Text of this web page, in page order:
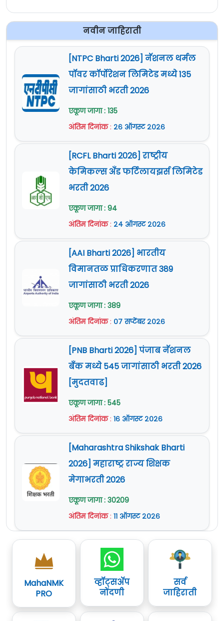
नवीन जाहिराती
[NTPC Bharti 2026] नॅशनल थर्मल
पॉवर कॉर्पोरेशन लिमिटेड मध्ये 135
जागांसाठी भरती 2026
एकूण जागा : 135
अंतिम दिनांक: २६ ऑगस्ट २०२६
[RCFL Bharti 2026] राष्ट्रीय
केमिकल्स अँड फर्टिलायझर्स लिमिटेड
भरती 2026
एकूण जागा : 94
अंतिम दिनांक: २४ ऑगस्ट २०२६
[AAI Bharti 2026] भारतीय
विमानतळ प्राधिकरणात 389
जागांसाठी भरती 2026
एकूण जागा : 389
अंतिम दिनांक: ०७ सप्टेंबर २०२६
[PNB Bharti 2026] पंजाब नॅशनल
बँक मध्ये 545 जागांसाठी भरती 2026
[मुदतवाढ]
एकूण जागा : 545
अंतिम दिनांक: १६ ऑगस्ट २०२६
[Maharashtra Shikshak Bharti
2026] महाराष्ट्र राज्य शिक्षक
मेगाभरती 2026
एकूण जागा : 30209
अंतिम दिनांक: ११ ऑगस्ट २०२६
MahaNMK
PRO
व्हॉट्सॲप
नोंदणी
सर्व
जाहिराती